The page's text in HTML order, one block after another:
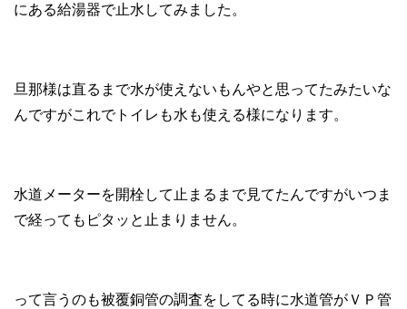
にある給湯器で止水してみました。
旦那様は直るまで水が使えないもんやと思ってたみたいな
んですがこれでトイレも水も使える様になります。
水道メーターを開栓して止まるまで見てたんですがいつま
で経ってもピタッと止まりません。
って言うのも被覆銅管の調査をしてる時に水道管がＶＰ管